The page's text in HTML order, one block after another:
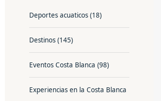
Deportes acuaticos (18)
Destinos (145)
Eventos Costa Blanca (98)
Experiencias en la Costa Blanca